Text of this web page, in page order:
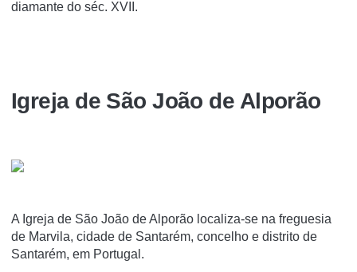
diamante do séc. XVII.
Igreja de São João de Alporão
A Igreja de São João de Alporão localiza-se na freguesia
de Marvila, cidade de Santarém, concelho e distrito de
Santarém, em Portugal.